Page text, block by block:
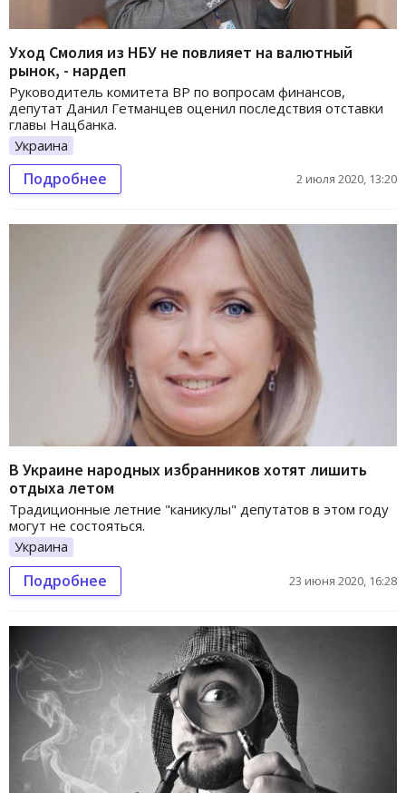
Уход Смолия из НБУ не повлияет на валютный
рынок, - нардеп
Руководитель комитета ВР по вопросам финансов,
депутат Данил Гетманцев оценил последствия отставки
главы Нацбанка.
Украина
Подробнее 2 июля 2020, 13:20
В Украине народных избранников хотят лишить
отдыха летом
Традиционные летние "каникулы" депутатов в этом году
могут не состояться.
Украина
Подробнее 23 июня 2020, 16:28